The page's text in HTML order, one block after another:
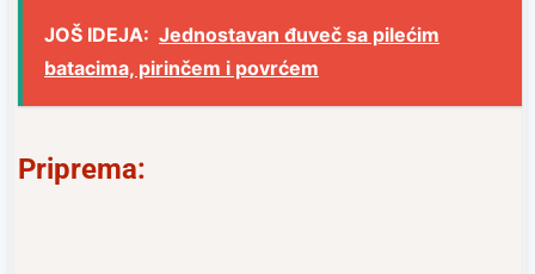
JOŠ IDEJA: Jednostavan đuveč sa pilećim
batacima, pirinčem i povrćem
Priprema: